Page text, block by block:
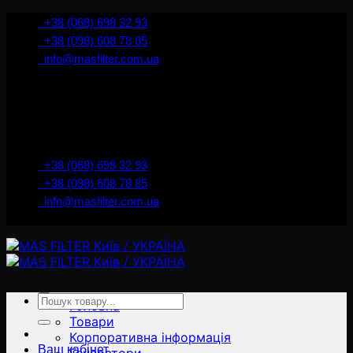
İçeriğe+38 (068) 698 32 93
+38 (098) 608 78 85
info@masfilter.com.ua
+38 (068) 698 32 93
+38 (098) 608 78 85
info@masfilter.com.ua
Головна
Товари
Корпоративна інформація
Ara:
Ваш кабінет